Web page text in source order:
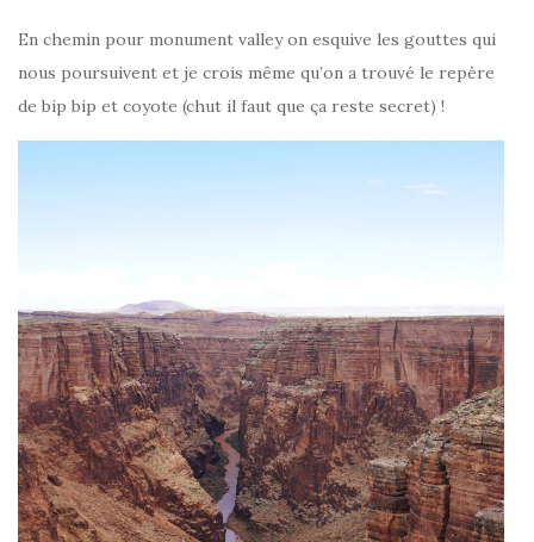
En chemin pour monument valley on esquive les gouttes qui
nous poursuivent et je crois même qu’on a trouvé le repère
de bip bip et coyote (chut il faut que ça reste secret) !